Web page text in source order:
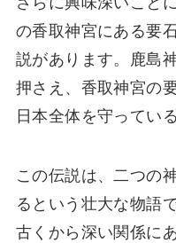
の香取神宮にある要
説があります。鹿島
押さえ、香取神宮の
日本全体を守ってい
この伝説は、二つの
るという壮大な物語
古くから深い関係に